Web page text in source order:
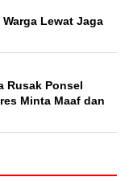
Lewat Jaga
Rusak Ponsel
Minta Maaf dan